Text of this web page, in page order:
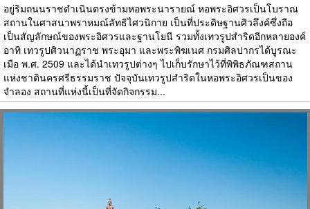
อยู่ริมถนนราชดำเนินตรงข้ามหอพระนารายณ์ หอพระอิศวรเป็นโบราณ
สถานในศาสนาพราหมณ์ลัทธิไศวนิกาย เป็นที่ประดิษฐานศิวลึงค์ซึ่งถือ
เป็นสัญลักษณ์ของพระอิศวรและฐานโยนี รวมทั้งเทวรูปสำริดอีกหลายองค์
อาทิ เทวรูปศิวนาฏราช พระอุมา และพระพิฆเนศ กรมศิลปากรได้บูรณะ
เมือ พ.ศ. 2509 และได้นำเทวรูปต่างๆ ไปเก็บรักษาไว้ที่พิพิธภัณฑสถาน
แห่งชาตินครศรีธรรมราช ปัจจุบันเทวรูปสำริดในหอพระอิศวรเป็นของ
จำลอง สถานที่แห่งนี้เป็นที่จัดกิจกรรม...